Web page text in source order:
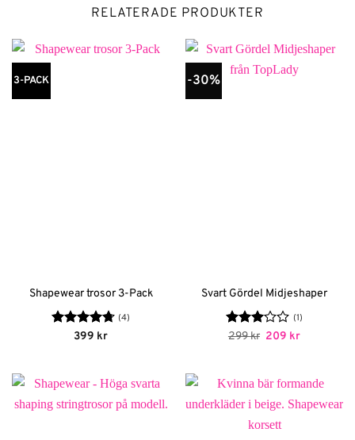
RELATERADE PRODUKTER
3-PACK
Shapewear trosor 3-Pack
Betygsatt
(4)
399 kr
-30%
Svart Gördel Midjeshaper
Betygsatt
(1)
299kr Det
299 kr.
209 krDet
209 kr.